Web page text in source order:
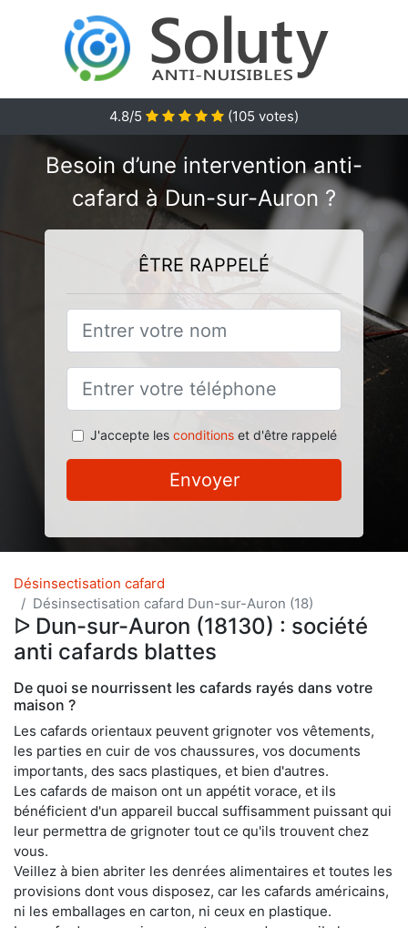
4.8/5 (105 votes)
Besoin d’une intervention anti-
cafard à Dun-sur-Auron ?
ÊTRE RAPPELÉ
J'accepte les conditionset d'être rappelé
Envoyer
Désinsectisation cafard
Désinsectisation cafard Dun-sur-Auron (18)
ᐅ Dun-sur-Auron (18130) : société
anti cafards blattes
De quoi se nourrissent les cafards rayés dans votre
maison ?
Les cafards orientaux peuvent grignoter vos vêtements,
les parties en cuir de vos chaussures, vos documents
importants, des sacs plastiques, et bien d'autres.
Les cafards de maison ont un appétit vorace, et ils
bénéficient d'un appareil buccal suffisamment puissant qui
leur permettra de grignoter tout ce qu'ils trouvent chez
vous.
Veillez à bien abriter les denrées alimentaires et toutes les
provisions dont vous disposez, car les cafards américains,
ni les emballages en carton, ni ceux en plastique.